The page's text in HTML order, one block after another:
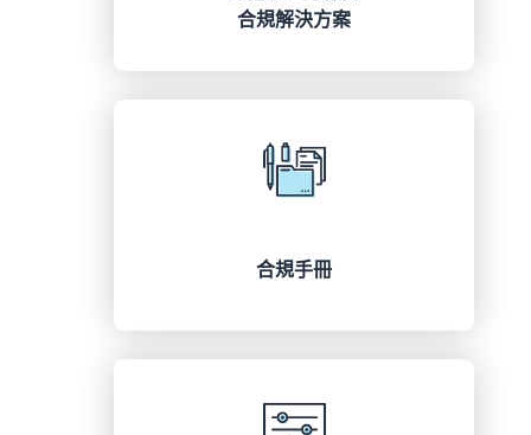
合規解決方案
合規手冊